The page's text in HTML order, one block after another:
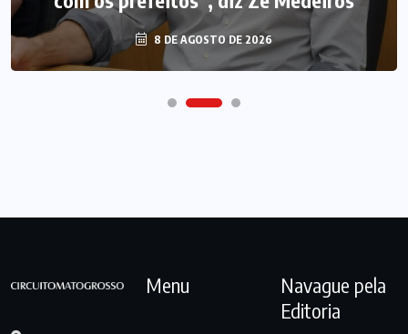
8 DE AGOSTO DE 2026
Menu
Navague pela
Editoria